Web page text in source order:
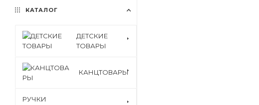
КАТАЛОГ
ДЕТСКИЕ
ТОВАРЫ
КАНЦТОВАРЫ
РУЧКИ